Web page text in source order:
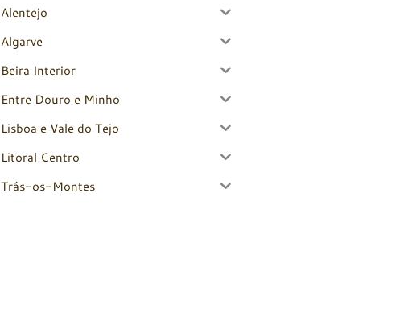
Alentejo
Algarve
Beira Interior
Entre Douro e Minho
Lisboa e Vale do Tejo
Litoral Centro
Trás-os-Montes